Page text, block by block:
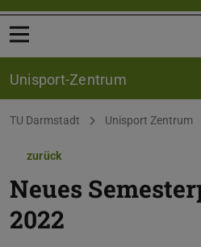
Menü öffnen
Unisport-Zentrum
Sie befinden sich hier:
TU Darmstadt Unisport Zentrum
zurück
Neues
2022